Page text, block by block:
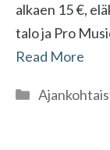
alkaen 15 €,
talo ja Pro
Read More
Kategoriat